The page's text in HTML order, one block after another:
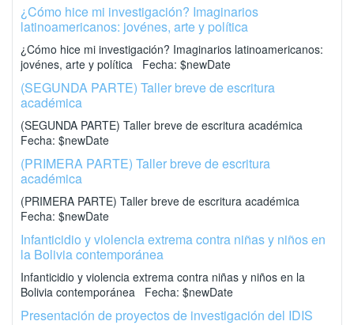
¿Cómo hice mi investigación? Imaginarios
latinoamericanos: jovénes, arte y política
¿Cómo hice mi investigación? Imaginarios latinoamericanos:
jovénes, arte y política Fecha: $newDate
(SEGUNDA PARTE) Taller breve de escritura
académica
(SEGUNDA PARTE) Taller breve de escritura académica
Fecha: $newDate
(PRIMERA PARTE) Taller breve de escritura
académica
(PRIMERA PARTE) Taller breve de escritura académica
Fecha: $newDate
Infanticidio y violencia extrema contra niñas y niños en
la Bolivia contemporánea
Infanticidio y violencia extrema contra niñas y niños en la
Bolivia contemporánea Fecha: $newDate
Presentación de proyectos de investigación del IDIS